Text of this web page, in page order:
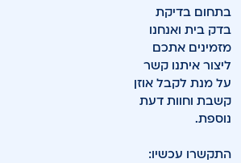
בתחום בדיקת
בדק בית ואנחנו
מזמינים אתכם
ליצור איתנו קשר
על מנת לקבל אוזן
קשבת וחוות דעת
נוספת.
התקשרו עכשיו: